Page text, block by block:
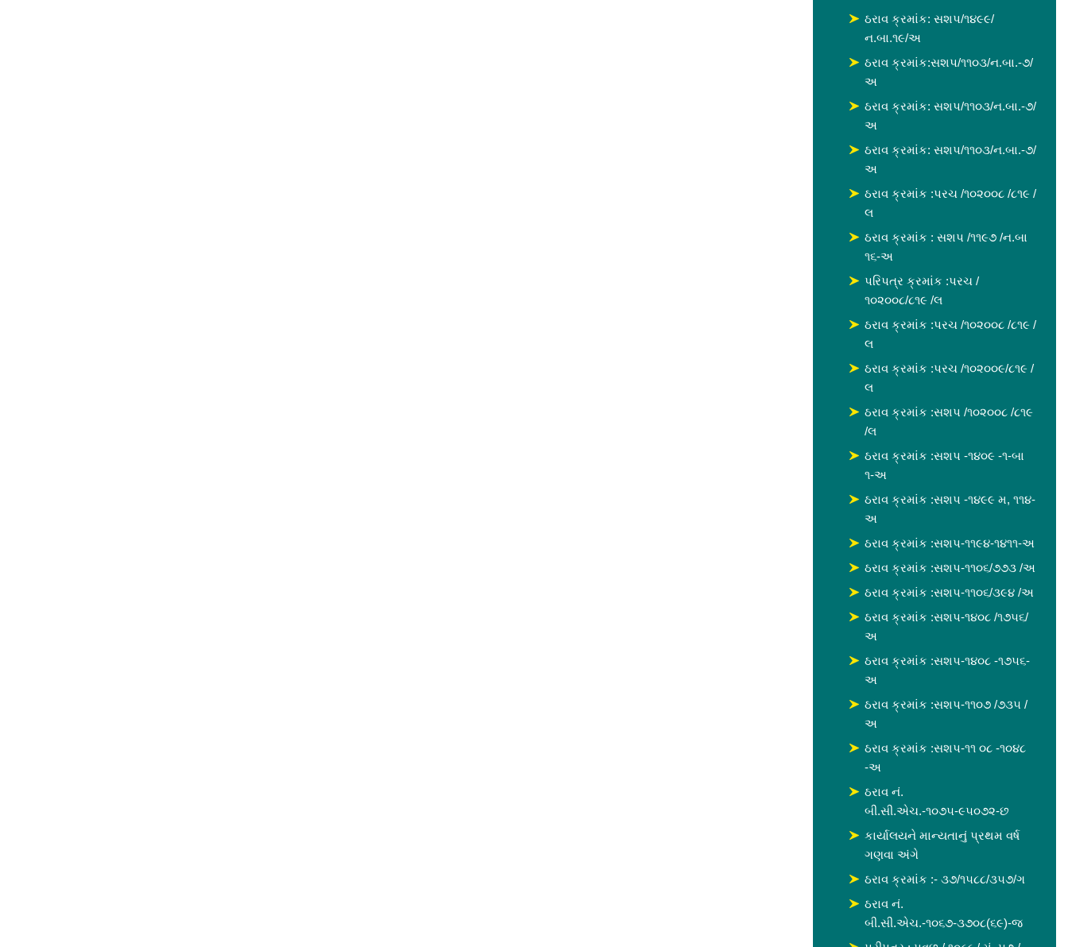
ઠરાવ ક્રમાંક: સશપ/૧૪૯૯/
ન.બા.૧૯/અ
ઠરાવ ક્રમાંક:સશપ/૧૧૦૩/ન.બા.-૭/
અ
ઠરાવ ક્રમાંક: સશપ/૧૧૦૩/ન.બા.-૭/
અ
ઠરાવ ક્રમાંક: સશપ/૧૧૦૩/ન.બા.-૭/
અ
ઠરાવ ક્રમાંક :પરચ /૧૦૨૦૦૮ /૮૧૯ /
લ
ઠરાવ ક્રમાંક : સશપ /૧૧૯૭ /ન.બા
૧૬-અ
પરિપત્ર ક્રમાંક :પરચ /
૧૦૨૦૦૮/૮૧૯ /લ
ઠરાવ ક્રમાંક :પરચ /૧૦૨૦૦૮ /૮૧૯ /
લ
ઠરાવ ક્રમાંક :પરચ /૧૦૨૦૦૯/૮૧૯ /
લ
ઠરાવ ક્રમાંક :સશપ /૧૦૨૦૦૮ /૮૧૯
/લ
ઠરાવ ક્રમાંક :સશપ -૧૪૦૯ -૧-બા
૧-અ
ઠરાવ ક્રમાંક :સશપ -૧૪૯૯ મ, ૧૧૪-
અ
ઠરાવ ક્રમાંક :સશપ-૧૧૯૪-૧૪૧૧-અ
ઠરાવ ક્રમાંક :સશપ-૧૧૦૬/૭૭૩ /અ
ઠરાવ ક્રમાંક :સશપ-૧૧૦૬/૩૯૪ /અ
ઠરાવ ક્રમાંક :સશપ-૧૪૦૮ /૧૭૫૬/
અ
ઠરાવ ક્રમાંક :સશપ-૧૪૦૮ -૧૭૫૬-
અ
ઠરાવ ક્રમાંક :સશપ-૧૧૦૭ /૭૩૫ /
અ
ઠરાવ ક્રમાંક :સશપ-૧૧ ૦૮ -૧૦૪૮
-અ
ઠરાવ નં.
બી.સી.એચ.-૧૦૭૫-૯૫૦૭૨-છ
કાર્યાલયને માન્યતાનું પ્રથમ વર્ષ
ગણવા અંગે
ઠરાવ ક્રમાંક :- ૩૭/૧૫૮૮/૩૫૭/ગ
ઠરાવ નં.
બી.સી.એચ.-૧૦૬૭-૩૭૦૮(૬૯)-જ